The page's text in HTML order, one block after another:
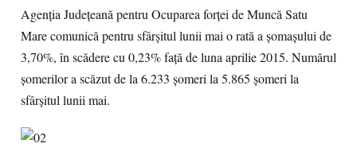
Agenţia Judeţeană pentru Ocuparea forţei de Muncă Satu
Mare comunică pentru sfârşitul lunii mai o rată a şomaşului de
3,70%, în scădere cu 0,23% faţă de luna aprilie 2015. Numărul
şomerilor a scăzut de la 6.233 şomeri la 5.865 şomeri la
sfârşitul lunii mai.